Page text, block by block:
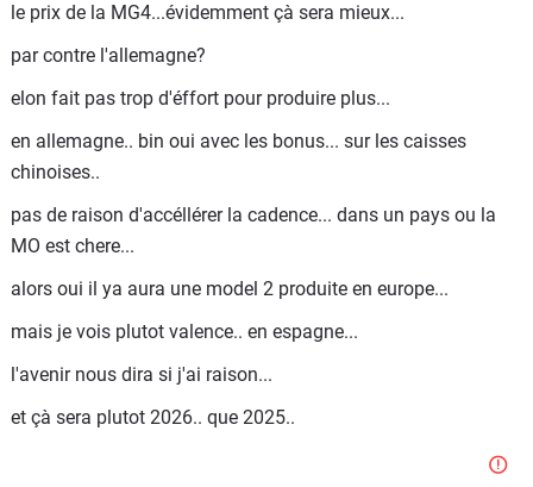
le prix de la MG4...évidemment çà sera mieux...
par contre l'allemagne?
elon fait pas trop d'éffort pour produire plus...
en allemagne.. bin oui avec les bonus... sur les caisses
chinoises..
pas de raison d'accéllérer la cadence... dans un pays ou la
MO est chere...
alors oui il ya aura une model 2 produite en europe...
mais je vois plutot valence.. en espagne...
l'avenir nous dira si j'ai raison...
et çà sera plutot 2026.. que 2025..